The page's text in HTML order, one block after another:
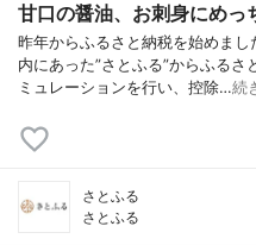
甘口の醤油、お刺身にめっ
昨年からふるさと納税を始めま
内にあった”さとふる”からふる
ミュレーションを行い、控除…続
さとふる
さとふる